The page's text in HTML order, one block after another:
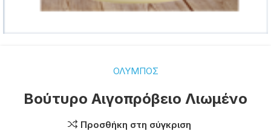
ΟΛΥΜΠΟΣ
Βούτυρο Αιγοπρόβειο Λιωμένο
Προσθήκη στη σύγκριση